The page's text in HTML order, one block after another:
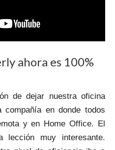
ahora es 100%
de dejar nuestra oficina
compañía en donde todos
y en Home Office. El
lección muy interesante.